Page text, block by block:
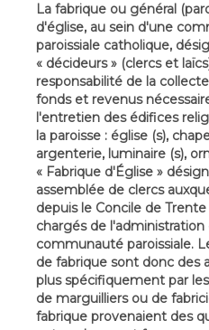
La fabrique ou général
d'église, au sein d'une
paroissiale catholique,
« décideurs » (clercs et
responsabilité de la
fonds et revenus
l'entretien des édifices
la paroisse : église (s),
argenterie, luminaire (s),
« Fabrique d'Église »
assemblée de clercs
depuis le Concile de Trente
chargés de l'administration
communauté paroissiale.
de fabrique sont donc des
plus spécifiquement par
de marguilliers ou de
fabrique provenaient des